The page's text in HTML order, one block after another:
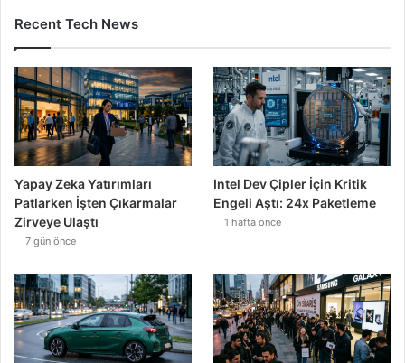
Recent Tech News
Yapay Zeka Yatırımları
Patlarken İşten Çıkarmalar
Zirveye Ulaştı
7 gün önce
Intel Dev Çipler İçin Kritik
Engeli Aştı: 24x Paketleme
1 hafta önce